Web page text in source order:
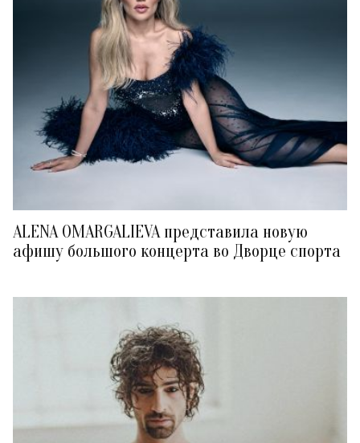
ALENA OMARGALIEVA представила новую
афишу большого концерта во Дворце спорта